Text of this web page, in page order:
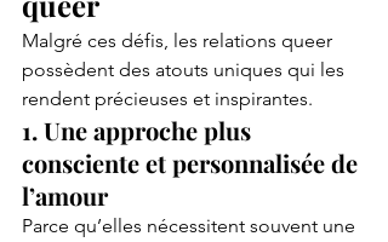
Malgré ces défis, les relations queer
possèdent des atouts uniques qui les
rendent précieuses et inspirantes.
1. Une approche plus
consciente et personnalisée de
l’amour
Parce qu’elles nécessitent souvent une